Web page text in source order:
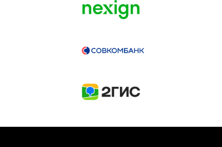
CONVERSATIONS